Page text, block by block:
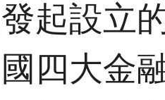
起設立
四大金